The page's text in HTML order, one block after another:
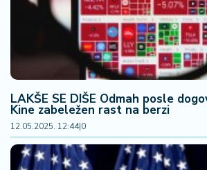
LAKŠE SE DIŠE Odmah posle
Kine zabeležen rast na berzi
12.05.2025. 12:44|0